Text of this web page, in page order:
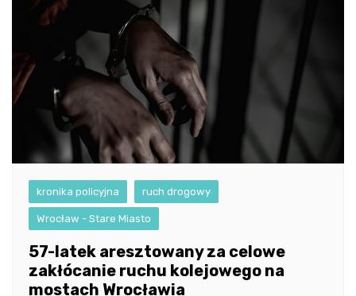
kronika policyjna ruch drogowy
Wrocław - Stare Miasto
57-latek aresztowany za celowe
zakłócanie ruchu kolejowego na
mostach Wrocławia